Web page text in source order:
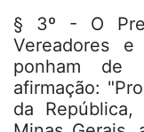
§ 3º - O
Vereadores
ponham de
afirmação:
da